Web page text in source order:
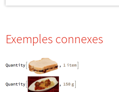
Exemples connexes